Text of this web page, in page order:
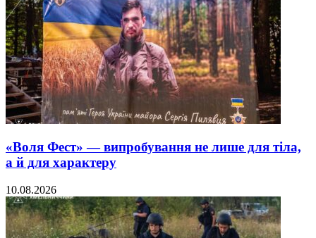
«Воля Фест» — випробування не лише для тіла,
а й для характеру
10.08.2026